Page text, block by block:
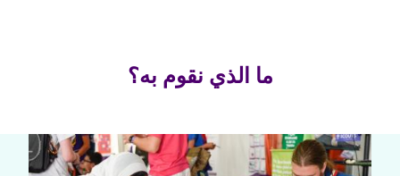
ما الذي نقوم به؟